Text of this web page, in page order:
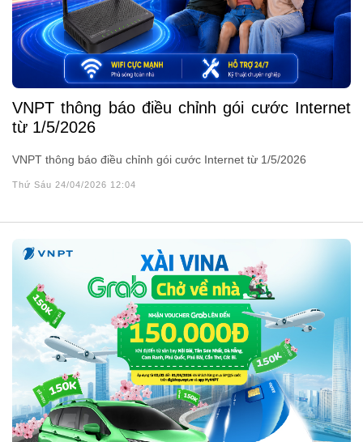
VNPT thông báo điều chỉnh gói cước Internet
từ 1/5/2026
VNPT thông báo điều chỉnh gói cước Internet từ 1/5/2026
Thứ Sáu 24/04/2026 12:04